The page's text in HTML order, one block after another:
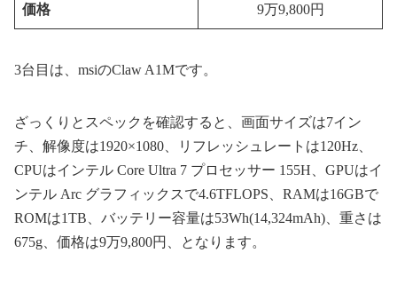
価格 9万9,800円
3台目は、msiのClaw A1Mです。
ざっくりとスペックを確認すると、画面サイズは7イン
チ、解像度は1920×1080、リフレッシュレートは120Hz、
CPUはインテル Core Ultra 7 プロセッサー 155H、GPUはイ
ンテル Arc グラフィックスで4.6TFLOPS、RAMは16GBで
ROMは1TB、バッテリー容量は53Wh(14,324mAh)、重さは
675g、価格は9万9,800円、となります。